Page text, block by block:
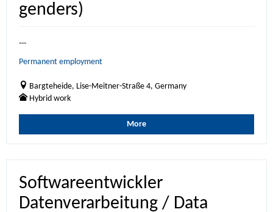
genders)
---
Permanent employment
Bargteheide, Lise-Meitner-Straße 4, Germany
Hybrid work
More
Softwareentwickler
Datenverarbeitung / Data